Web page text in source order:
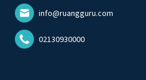
info@ruangguru.com
02130930000